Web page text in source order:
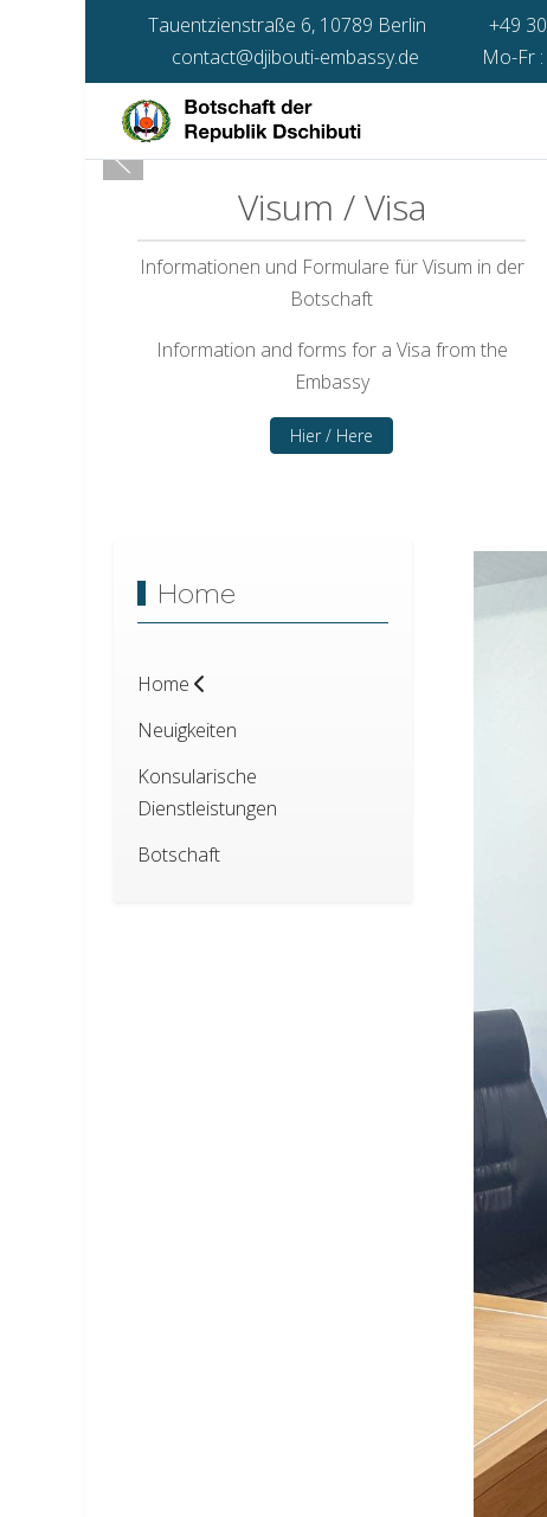
Tauentzienstraße 6, 10789 Berlin
+49
contact@djibouti-embassy.de
Mo-Fr
Visum / Visa
Informationen und Formulare für Visum in der
Botschaft
Information and forms for a Visa from the
Embassy
Hier / Here
Home
Home
Neuigkeiten
Konsularische
Dienstleistungen
Botschaft